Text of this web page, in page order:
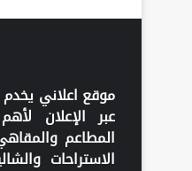
موقع اعلاني
عبر الإعلان
المطاعم
الاستراحات